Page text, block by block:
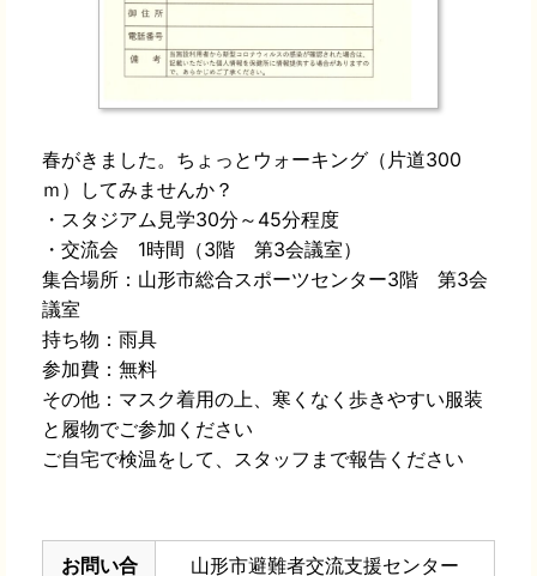
春がきました。ちょっとウォーキング（片道300
ｍ）してみませんか？
・スタジアム見学30分～45分程度
・交流会 1時間（3階 第3会議室）
集合場所：山形市総合スポーツセンター3階 第3会
議室
持ち物：雨具
参加費：無料
その他：マスク着用の上、寒くなく歩きやすい服装
と履物でご参加ください
ご自宅で検温をして、スタッフまで報告ください
お問い合 山形市避難者交流支援センター